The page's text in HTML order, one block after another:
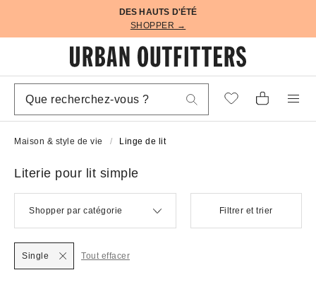
DES HAUTS D'ÉTÉ
SHOPPER →
Maison & style de vie Linge de lit
Literie pour lit simple
Shopper par catégorie Filtrer et trier
Single Tout effacer